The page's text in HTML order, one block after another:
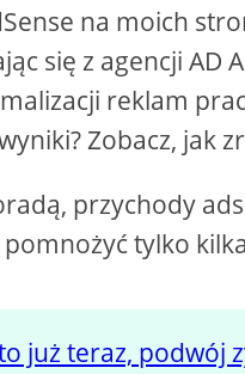
i
d
e
o
na moich
się z agencji
reklam
Zobacz, jak
przychody
tylko
już teraz, podwój